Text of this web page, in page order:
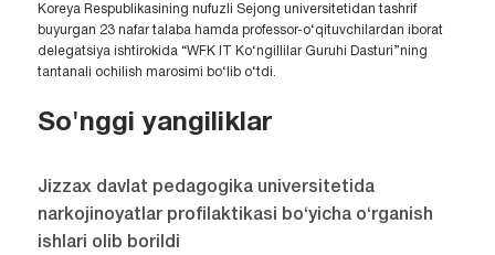
Koreya Respublikasining nufuzli Sejong universitetidan tashrif
buyurgan 23 nafar talaba hamda professor-o‘qituvchilardan iborat
delegatsiya ishtirokida “WFK IT Ko‘ngillilar Guruhi Dasturi”ning
tantanali ochilish marosimi bo‘lib o‘tdi.
So'nggi yangiliklar
Jizzax davlat pedagogika universitetida
narkojinoyatlar profilaktikasi bo‘yicha o‘rganish
ishlari olib borildi